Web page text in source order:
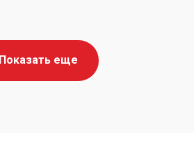
Показать еще